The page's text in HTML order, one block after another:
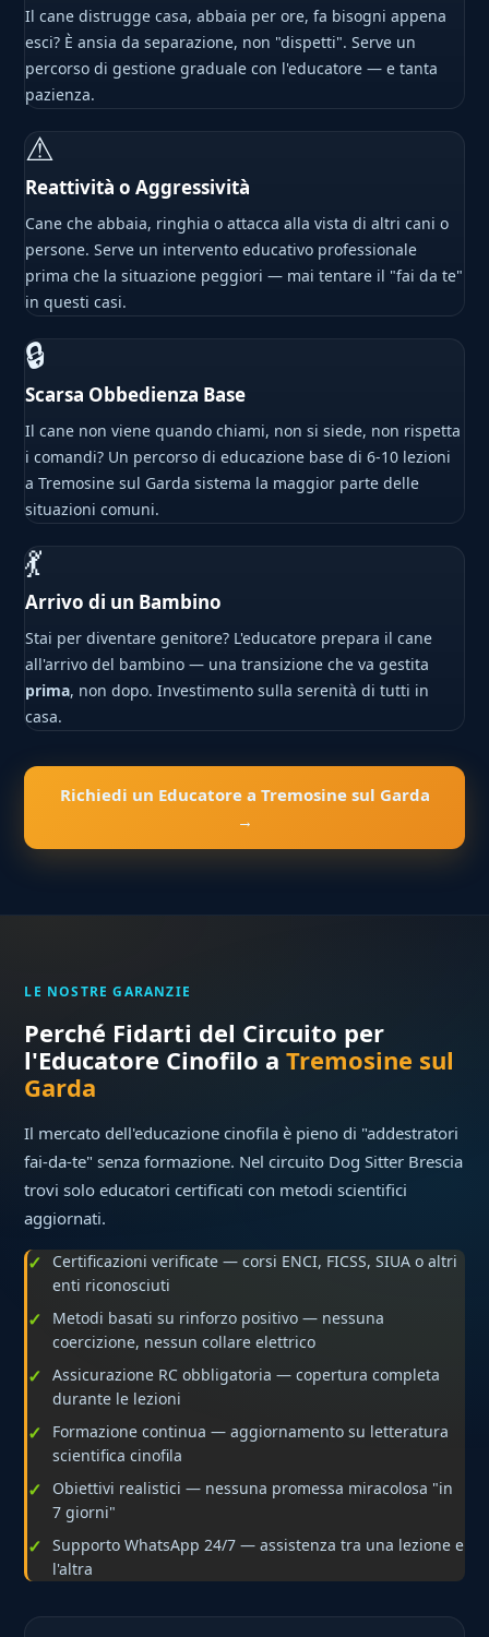
Il cane distrugge casa, abbaia per ore, fa bisogni appena
esci? È ansia da separazione, non "dispetti". Serve un
percorso di gestione graduale con l'educatore — e tanta
pazienza.
⚠
Reattività o Aggressività
Cane che abbaia, ringhia o attacca alla vista di altri cani o
persone. Serve un intervento educativo professionale
prima che la situazione peggiori — mai tentare il "fai da te"
in questi casi.
🔒
Scarsa Obbedienza Base
Il cane non viene quando chiami, non si siede, non rispetta
i comandi? Un percorso di educazione base di 6-10 lezioni
a Tremosine sul Garda sistema la maggior parte delle
situazioni comuni.
💃
Arrivo di un Bambino
Stai per diventare genitore? L'educatore prepara il cane
all'arrivo del bambino — una transizione che va gestita
prima, non dopo. Investimento sulla serenità di tutti in
casa.
Richiedi un Educatore a Tremosine sul Garda
→
LE NOSTRE GARANZIE
Perché Fidarti del Circuito per
l'Educatore Cinofilo aTremosine sul
Garda
Il mercato dell'educazione cinofila è pieno di "addestratori
fai-da-te" senza formazione. Nel circuito Dog Sitter Brescia
trovi solo educatori certificati con metodi scientifici
aggiornati.
Certificazioni verificate — corsi ENCI, FICSS, SIUA o altri
enti riconosciuti
Metodi basati su rinforzo positivo — nessuna
coercizione, nessun collare elettrico
Assicurazione RC obbligatoria — copertura completa
durante le lezioni
Formazione continua — aggiornamento su letteratura
scientifica cinofila
Obiettivi realistici — nessuna promessa miracolosa "in
7 giorni"
Supporto WhatsApp 24/7 — assistenza tra una lezione e
l'altra